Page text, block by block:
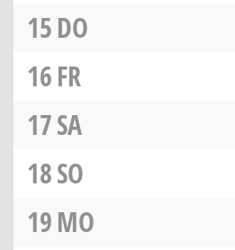
15DO
16FR
17SA
18SO
19MO